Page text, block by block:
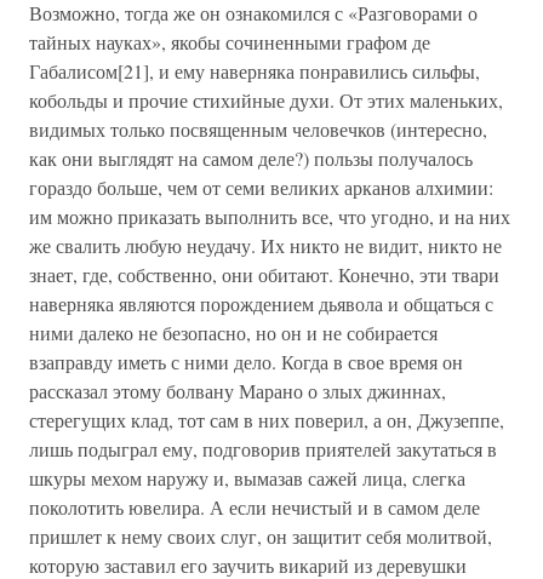
Возможно, тогда же он ознакомился с «Разговорами о
тайных науках», якобы сочиненными графом де
Габалисом[21], и ему наверняка понравились сильфы,
кобольды и прочие стихийные духи. От этих маленьких,
видимых только посвященным человечков (интересно,
как они выглядят на самом деле?) пользы получалось
гораздо больше, чем от семи великих арканов алхимии:
им можно приказать выполнить все, что угодно, и на них
же свалить любую неудачу. Их никто не видит, никто не
знает, где, собственно, они обитают. Конечно, эти твари
наверняка являются порождением дьявола и общаться с
ними далеко не безопасно, но он и не собирается
взаправду иметь с ними дело. Когда в свое время он
рассказал этому болвану Марано о злых джиннах,
стерегущих клад, тот сам в них поверил, а он, Джузеппе,
лишь подыграл ему, подговорив приятелей закутаться в
шкуры мехом наружу и, вымазав сажей лица, слегка
поколотить ювелира. А если нечистый и в самом деле
пришлет к нему своих слуг, он защитит себя молитвой,
которую заставил его заучить викарий из деревушки